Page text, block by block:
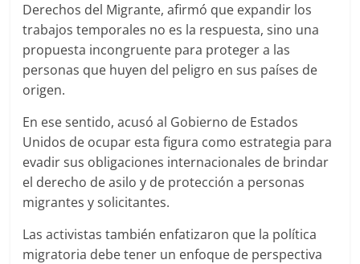
Derechos del Migrante, afirmó que expandir los
trabajos temporales no es la respuesta, sino una
propuesta incongruente para proteger a las
personas que huyen del peligro en sus países de
origen.
En ese sentido, acusó al Gobierno de Estados
Unidos de ocupar esta figura como estrategia para
evadir sus obligaciones internacionales de brindar
el derecho de asilo y de protección a personas
migrantes y solicitantes.
Las activistas también enfatizaron que la política
migratoria debe tener un enfoque de perspectiva